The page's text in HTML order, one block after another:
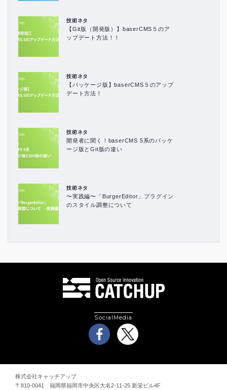
技術ネタ
【Git版（開発版）】baserCMS５のア
ップデート方法！！
技術ネタ
【パッケージ版】baserCMS５のアップ
デート方法！
技術ネタ
開発者に聞く！baserCMS 5系のパッケ
ージ版とGit版の違い
技術ネタ
〜実践編〜「BurgerEditor」プラグイン
のスタイル調整について
SocialMedia
株式会社キャッチアップ
〒810-0041 福岡県福岡市中央区大名2-11-25 新栄ビル4F